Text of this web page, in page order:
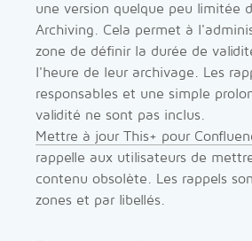
une version quelque peu limitée
Archiving. Cela permet à
zone de définir la durée de
l'heure de leur archivage. Les
responsables et une simple
validité ne sont pas inclus.
Mettre à jour This+ pour
rappelle aux utilisateurs de
contenu obsolète. Les rappels
zones et par libellés.